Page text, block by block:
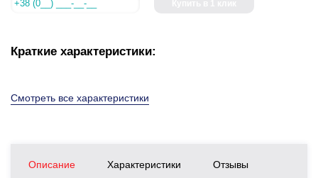
Краткие характеристики:
Смотреть все характеристики
Описание Характеристики Отзывы